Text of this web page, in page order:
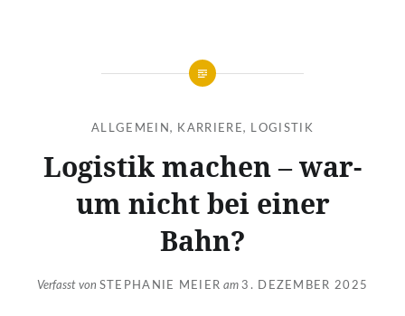
ALLGEMEIN , KARRIERE, LOGISTIK
Logis­tik machen – war­
um nicht bei einer
Bahn?
Verfasst von STEPHANIE MEIER am 3. DEZEMBER 2025